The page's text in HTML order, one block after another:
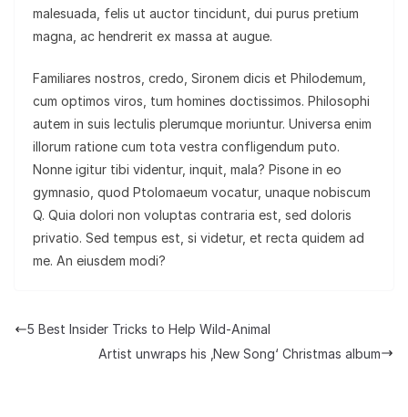
malesuada, felis ut auctor tincidunt, dui purus pretium
magna, ac hendrerit ex massa at augue.
Familiares nostros, credo, Sironem dicis et Philodemum,
cum optimos viros, tum homines doctissimos. Philosophi
autem in suis lectulis plerumque moriuntur. Universa enim
illorum ratione cum tota vestra confligendum puto.
Nonne igitur tibi videntur, inquit, mala? Pisone in eo
gymnasio, quod Ptolomaeum vocatur, unaque nobiscum
Q. Quia dolori non voluptas contraria est, sed doloris
privatio. Sed tempus est, si videtur, et recta quidem ad
me. An eiusdem modi?
5 Best Insider Tricks to Help Wild-Animal
Artist unwraps his ‚New Song‘ Christmas album